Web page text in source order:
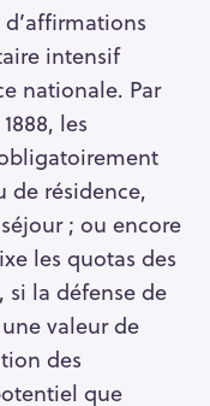
intensif
nationale. Par
les
de résidence,
; ou encore
les quotas des
si la défense de
valeur de
des
que